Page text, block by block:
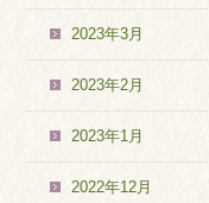
2023年3月
2023年2月
2023年1月
2022年12月